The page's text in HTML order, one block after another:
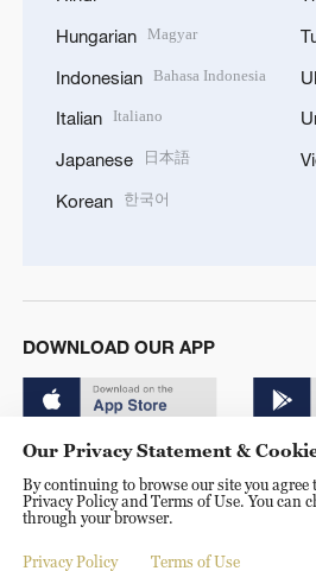
Hungarian Magyar
Indonesian Bahasa Indonesia
Italian Italiano
Japanese 日本語
Korean 한국어
DOWNLOAD OUR APP
© China Radio International.CRI. All
Shijingshan Road, Beijing, China.
Our Privacy Statement &
By continuing to browse our site you agree
Privacy Policy and Terms of Use. You can
through your browser.
Privacy Policy Terms of Use